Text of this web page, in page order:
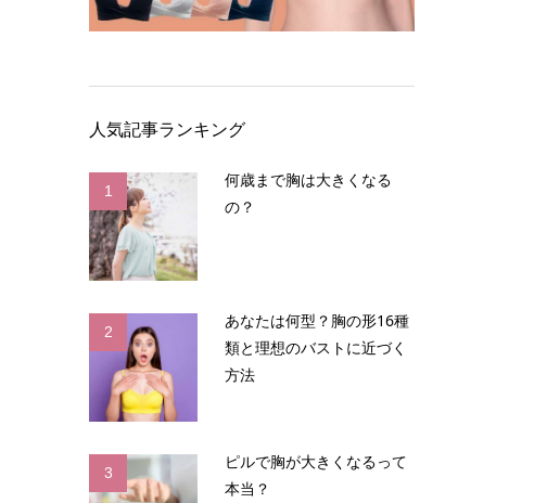
人気記事ランキング
1
何歳まで胸は大きくなる
の？
2
あなたは何型？胸の形16種
類と理想のバストに近づく
方法
3
ピルで胸が大きくなるって
本当？